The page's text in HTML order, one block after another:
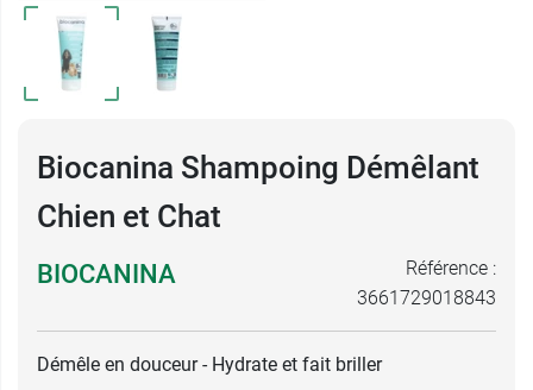
Biocanina Shampoing Démêlant
Chien et Chat
BIOCANINA
Référence :
3661729018843
Démêle en douceur - Hydrate et fait briller